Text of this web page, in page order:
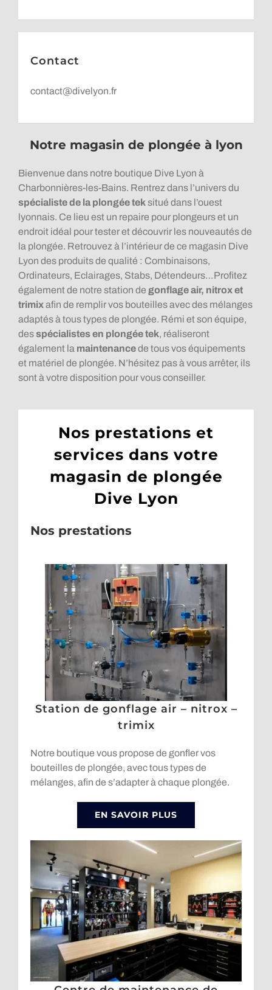
Contact
contact@divelyon.fr
Notre magasin de plongée à lyon
Bienvenue dans notre boutique Dive Lyon à
Charbonnières-les-Bains. Rentrez dans l’univers du
spécialiste de la plongée teksitué dans l’ouest
lyonnais. Ce lieu est un repaire pour plongeurs et un
endroit idéal pour tester et découvrir les nouveautés de
la plongée. Retrouvez à l’intérieur de ce magasin Dive
Lyon des produits de qualité : Combinaisons,
Ordinateurs, Eclairages, Stabs, Détendeurs…Profitez
également de notre station de gonflage air, nitrox et
trimixafin de remplir vos bouteilles avec des mélanges
adaptés à tous types de plongée. Rémi et son équipe,
desspécialistes en plongée tek, réaliseront
également la maintenancede tous vos équipements
et matériel de plongée. N’hésitez pas à vous arrêter, ils
sont à votre disposition pour vous conseiller.
Nos prestations et
services dans votre
magasin de plongée
Dive Lyon
Nos prestations
Station de gonflage air – nitrox –
trimix
Notre boutique vous propose de gonfler vos
bouteilles de plongée, avec tous types de
mélanges, afin de s’adapter à chaque plongée.
EN SAVOIR PLUS